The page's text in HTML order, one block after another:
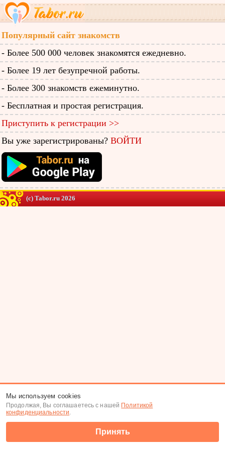
Популярный сайт знакомств
- Более 500 000 человек знакомятся ежедневно.
- Более 19 лет безупречной работы.
- Более 300 знакомств ежеминутно.
- Бесплатная и простая регистрация.
Приступить к регистрации >>
Вы уже зарегистрированы? ВОЙТИ
(c) Tabor.ru 2026
Мы используем cookies
Продолжая, Вы соглашаетесь с нашей Политикой
конфиденциальности.
Принять